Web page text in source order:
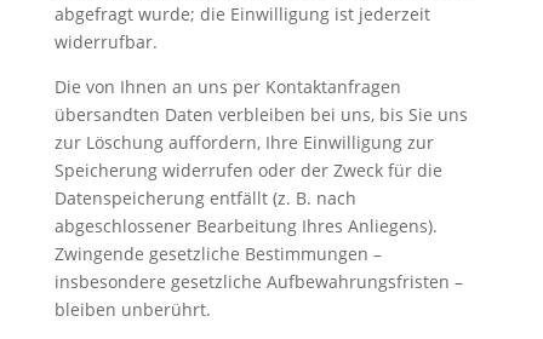
abgefragt wurde; die Einwilligung ist jederzeit
widerrufbar.
Die von Ihnen an uns per Kontaktanfragen
übersandten Daten verbleiben bei uns, bis Sie uns
zur Löschung auffordern, Ihre Einwilligung zur
Speicherung widerrufen oder der Zweck für die
Datenspeicherung entfällt (z. B. nach
abgeschlossener Bearbeitung Ihres Anliegens).
Zwingende gesetzliche Bestimmungen –
insbesondere gesetzliche Aufbewahrungsfristen –
bleiben unberührt.